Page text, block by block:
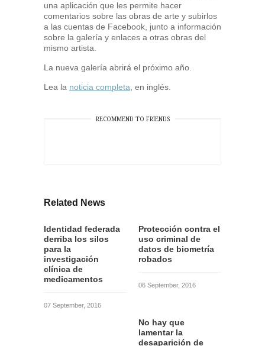
una aplicación que les permite hacer
comentarios sobre las obras de arte y subirlos
a las cuentas de Facebook, junto a información
sobre la galería y enlaces a otras obras del
mismo artista.
La nueva galería abrirá el próximo año.
Lea la noticia completa , en inglés.
RECOMMEND TO FRIENDS
Related News
Identidad federada
derriba los silos
para la
investigación
clínica de
medicamentos
07 September, 2016
Protección contra el
uso criminal de
datos de biometría
robados
06 September, 2016
No hay que
lamentar la
desaparición de